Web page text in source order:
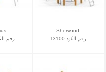
رقم الكود
Sherwood
رقم الكود 13100